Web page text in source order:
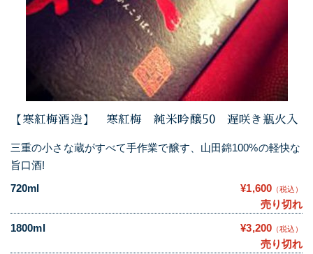
【寒紅梅酒造】 寒紅梅 純米吟醸50 遅咲き瓶火入
三重の小さな蔵がすべて手作業で醸す、山田錦100%の軽快な
旨口酒!
720ml
¥1,600 （税込）
売り切れ
1800ml
¥3,200 （税込）
売り切れ